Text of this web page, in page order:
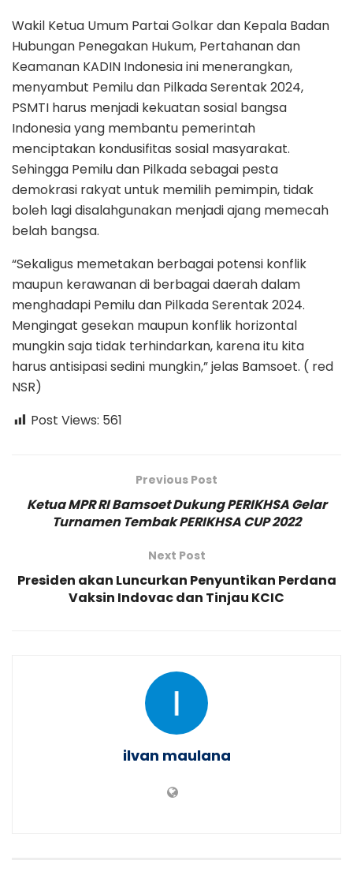
Wakil Ketua Umum Partai Golkar dan Kepala Badan
Hubungan Penegakan Hukum, Pertahanan dan
Keamanan KADIN Indonesia ini menerangkan,
menyambut Pemilu dan Pilkada Serentak 2024,
PSMTI harus menjadi kekuatan sosial bangsa
Indonesia yang membantu pemerintah
menciptakan kondusifitas sosial masyarakat.
Sehingga Pemilu dan Pilkada sebagai pesta
demokrasi rakyat untuk memilih pemimpin, tidak
boleh lagi disalahgunakan menjadi ajang memecah
belah bangsa.
“Sekaligus memetakan berbagai potensi konflik
maupun kerawanan di berbagai daerah dalam
menghadapi Pemilu dan Pilkada Serentak 2024.
Mengingat gesekan maupun konflik horizontal
mungkin saja tidak terhindarkan, karena itu kita
harus antisipasi sedini mungkin,” jelas Bamsoet. ( red
NSR)
Post Views: 561
Previous Post
Ketua MPR RI Bamsoet Dukung PERIKHSA Gelar
Turnamen Tembak PERIKHSA CUP 2022
Next Post
Presiden akan Luncurkan Penyuntikan Perdana
Vaksin Indovac dan Tinjau KCIC
ilvan maulana